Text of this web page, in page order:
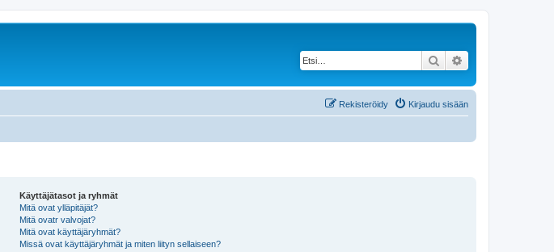
Etsi
Kirjaudu sisään
Rekisteröidy
Käyttäjätasot ja ryhmät
Mitä ovat ylläpitäjät?
Mitä ovatr valvojat?
Mitä ovat käyttäjäryhmät?
Missä ovat käyttäjäryhmät ja miten liityn sellaiseen?